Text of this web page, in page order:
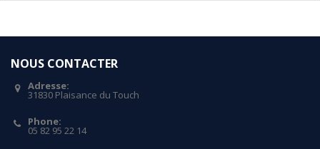
NOUS CONTACTER
Adresse:
31830 Plaisance du Touch
Phone:
05 82 95 22 14